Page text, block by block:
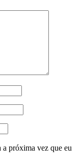
a próxima vez que eu